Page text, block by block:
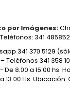
por Imágenes:
341
341 370 5129
Teléfonos 341 358
8.00 a 15.00 hs.
13.00 Hs. Ubicación: